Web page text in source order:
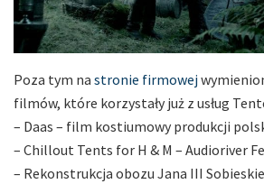
Poza tym na stronie firmowej
filmów, które korzystały już z usług
– Daas – film kostiumowy produkcji
– Chillout Tents for H & M – Audioriver
– Rekonstrukcja obozu Jana III